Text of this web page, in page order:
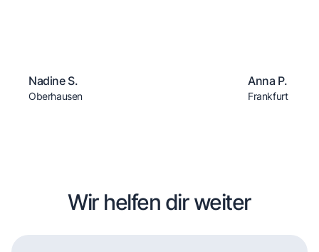
Nadine S.
Oberhausen
Anna P.
Frankfurt
Wir helfen dir weiter